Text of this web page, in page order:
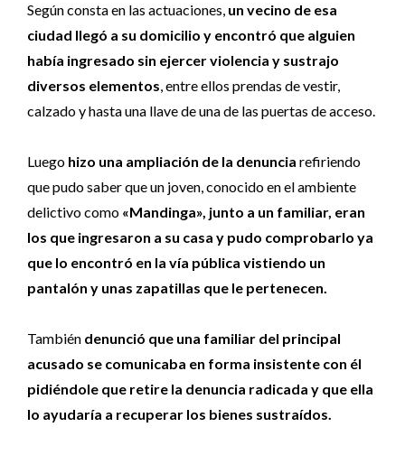
Según consta en las actuaciones, un vecino de esa
ciudad llegó a su domicilio y encontró que alguien
había ingresado sin ejercer violencia y sustrajo
diversos elementos, entre ellos prendas de vestir,
calzado y hasta una llave de una de las puertas de acceso.
Luego hizo una ampliación de la denuncia refiriendo
que pudo saber que un joven, conocido en el ambiente
delictivo como «Mandinga», junto a un familiar, eran
los que ingresaron a su casa y pudo comprobarlo ya
que lo encontró en la vía pública vistiendo un
pantalón y unas zapatillas que le pertenecen.
También denunció que una familiar del principal
acusado se comunicaba en forma insistente con él
pidiéndole que retire la denuncia radicada y que ella
lo ayudaría a recuperar los bienes sustraídos.